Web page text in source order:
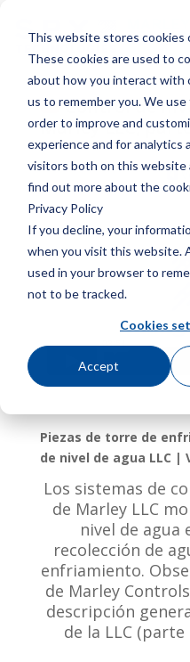
This website stores cookies
These cookies are used to
about how you interact with
us to remember you. We
order to improve and
experience and for analytics
visitors both on this website
find out more about the
Privacy Policy
If you decline, your
when you visit this website.
used in your browser to
not to be tracked.
Cookies
Accept
Control de
Marley LLC,
Piezas de torre de
de nivel de agua LLC |
Los sistemas de
de Marley LLC
nivel de agua
recolección de
enfriamiento.
de Marley
descripción
de la LLC